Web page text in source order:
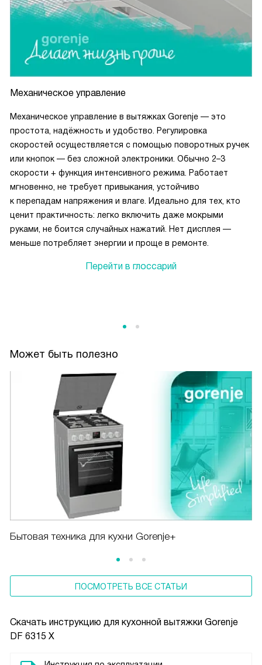
Скачать инструкцию для кухонной вытяжки Gorenje
DF 6315 X
Механическое управление
Механическое управление в вытяжках Gorenje — это
простота, надёжность и удобство. Регулировка
скоростей осуществляется с помощью поворотных ручек
или кнопок — без сложной электроники. Обычно 2–3
скорости + функция интенсивного режима. Работает
мгновенно, не требует привыкания, устойчиво
к перепадам напряжения и влаге. Идеально для тех, кто
ценит практичность: легко включить даже мокрыми
руками, не боится случайных нажатий. Нет дисплея —
меньше потребляет энергии и проще в ремонте.
Перейти в глоссарий
Может быть полезно
Бытовая техника для кухни Gorenje+
ПОСМОТРЕТЬ ВСЕ СТАТЬИ